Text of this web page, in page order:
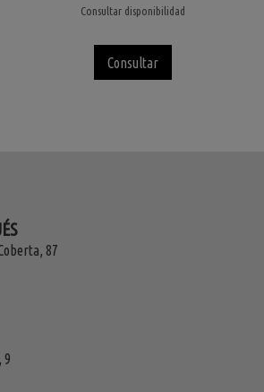
Consultar disponibilidad
Consultar
87
9